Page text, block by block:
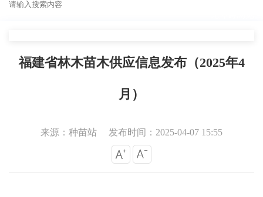
福建省林木苗木供应信息发布（2025年4
月）
来源：种苗站 发布时间：2025-04-07 15:55